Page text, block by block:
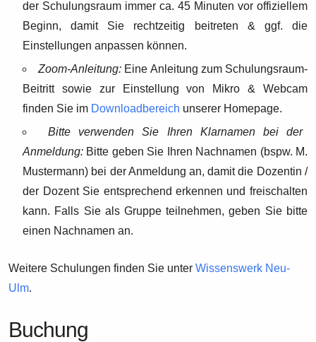
der Schulungsraum immer ca. 45 Minuten vor offiziellem
Beginn, damit Sie rechtzeitig beitreten & ggf. die
Einstellungen anpassen können.
Zoom-Anleitung: Eine Anleitung zum Schulungsraum-
Beitritt sowie zur Einstellung von Mikro & Webcam
finden Sie im Downloadbereich unserer Homepage.
Bitte verwenden Sie Ihren Klarnamen bei der
Anmeldung: Bitte geben Sie Ihren Nachnamen (bspw. M.
Mustermann) bei der Anmeldung an, damit die Dozentin /
der Dozent Sie entsprechend erkennen und freischalten
kann. Falls Sie als Gruppe teilnehmen, geben Sie bitte
einen Nachnamen an.
Weitere Schulungen finden Sie unterWissenswerk Neu-
Ulm.
Buchung